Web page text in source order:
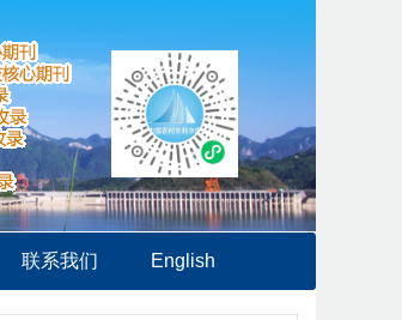
联系我们 English